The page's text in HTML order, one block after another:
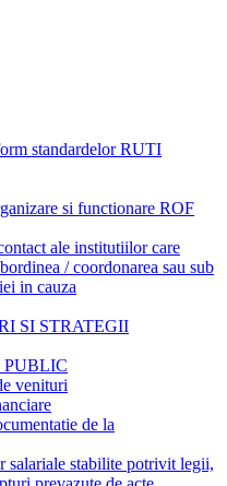
standardelor RUTI
si functionare ROF
ale institutiilor care
/ coordonarea sau sub
in cauza
SI STRATEGII
venituri
de la
salariale stabilite potrivit legii,